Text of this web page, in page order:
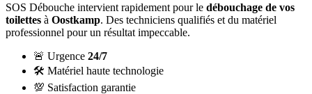
SOS Débouche intervient rapidement pour le débouchage de vos
toilettes à Oostkamp. Des techniciens qualifiés et du matériel
professionnel pour un résultat impeccable.
🚨 Urgence 24/7
🛠️ Matériel haute technologie
💯 Satisfaction garantie